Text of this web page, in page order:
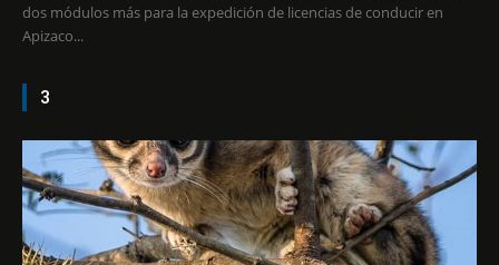
dos módulos más para la expedición de licencias de conducir en
Apizaco...
3